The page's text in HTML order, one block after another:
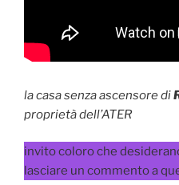
la casa senza ascensore di
proprietà dell’ATER
invito coloro che
lasciare un commento a